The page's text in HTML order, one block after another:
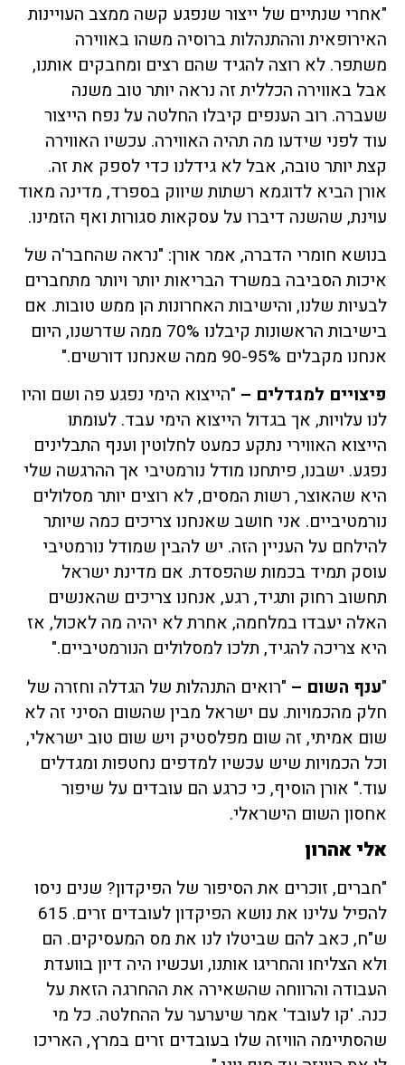
"אחרי שנתיים של ייצור שנפגע קשה ממצב העויינות
האירופאית וההתנהלות ברוסיה משהו באווירה
משתפר. לא רוצה להגיד שהם רצים ומחבקים אותנו,
אבל באווירה הכללית זה נראה יותר טוב משנה
שעברה. רוב הענפים קיבלו החלטה על נפח הייצור
עוד לפני שידעו מה תהיה האווירה. עכשיו האווירה
קצת יותר טובה, אבל לא גידלנו כדי לספק את זה.
אורן הביא לדוגמא רשתות שיווק בספרד, מדינה מאוד
עוינת, שהשנה דיברו על עסקאות סגורות ואף הזמינו.
בנושא חומרי הדברה, אמר אורן: "נראה שהחבר'ה של
איכות הסביבה במשרד הבריאות יותר ויותר מתחברים
לבעיות שלנו, והישיבות האחרונות הן ממש טובות. אם
בישיבות הראשונות קיבלנו 70% ממה שדרשנו, היום
אנחנו מקבלים 90-95% ממה שאנחנו דורשים."
פיצויים למגדלים – "הייצוא הימי נפגע פה ושם והיו
לנו עלויות, אך בגדול הייצוא הימי עבד. לעומתו
הייצוא האווירי נתקע כמעט לחלוטין וענף התבלינים
נפגע. ישבנו, פיתחנו מודל נורמטיבי אך ההרגשה שלי
היא שהאוצר, רשות המסים, לא רוצים יותר מסלולים
נורמטיביים. אני חושב שאנחנו צריכים כמה שיותר
להילחם על העניין הזה. יש להבין שמודל נורמטיבי
עוסק תמיד בכמות שהפסדת. אם מדינת ישראל
תחשוב רחוק ותגיד, רגע, אנחנו צריכים שהאנשים
האלה יעבדו במלחמה, אחרת לא יהיה מה לאכול, אז
היא צריכה להגיד, תלכו למסלולים הנורמטיביים."
"ענף השום – "רואים התנהלות של הגדלה וחזרה של
חלק מהכמויות. עם ישראל מבין שהשום הסיני זה לא
שום אמיתי, זה שום מפלסטיק ויש שום טוב ישראלי,
וכל הכמויות שיש עכשיו למדפים נחטפות ומגדלים
עוד." אורן הוסיף, כי כרגע הם עובדים על שיפור
אחסון השום הישראלי.
אלי אהרון
"חברים, זוכרים את הסיפור של הפיקדון? שנים ניסו
להפיל עלינו את נושא הפיקדון לעובדים זרים. 615
ש"ח, כאב להם שביטלו לנו את מס המעסיקים. הם
ולא הצליחו והחריגו אותנו, ועכשיו היה דיון בוועדת
העבודה והרווחה שהשאירה את ההחרגה הזאת על
כנה. 'קו לעובד' אמר שיערער על ההחלטה. כל מי
שהסתיימה הוויזה שלו בעובדים זרים במרץ, האריכו